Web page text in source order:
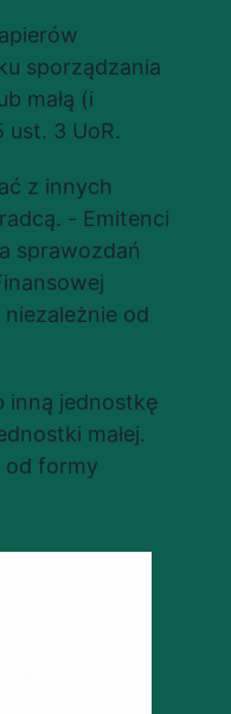
sporządzania
małą (i
ust. 3 UoR.
z innych
- Emitenci
sprawozdań
od
inną jednostkę
małej.
od formy